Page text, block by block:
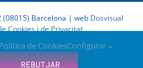
(08015) Barcelona | web Dosvisual
Cookies i de Privacitat
LinkedIn
Spotify
IVoox
Política de CookiesConfigurar
REBUTJAR